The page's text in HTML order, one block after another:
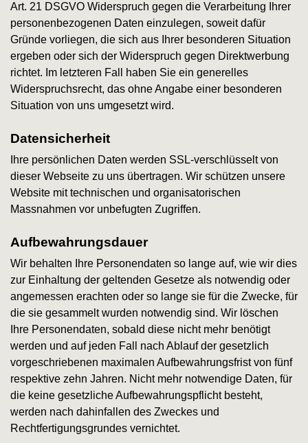
Art. 21 DSGVO Widerspruch gegen die Verarbeitung Ihrer
personenbezogenen Daten einzulegen, soweit dafür
Gründe vorliegen, die sich aus Ihrer besonderen Situation
ergeben oder sich der Widerspruch gegen Direktwerbung
richtet. Im letzteren Fall haben Sie ein generelles
Widerspruchsrecht, das ohne Angabe einer besonderen
Situation von uns umgesetzt wird.
Datensicherheit
Ihre persönlichen Daten werden SSL-verschlüsselt von
dieser Webseite zu uns übertragen. Wir schützen unsere
Website mit technischen und organisatorischen
Massnahmen vor unbefugten Zugriffen.
Aufbewahrungsdauer
Wir behalten Ihre Personendaten so lange auf, wie wir dies
zur Einhaltung der geltenden Gesetze als notwendig oder
angemessen erachten oder so lange sie für die Zwecke, für
die sie gesammelt wurden notwendig sind. Wir löschen
Ihre Personendaten, sobald diese nicht mehr benötigt
werden und auf jeden Fall nach Ablauf der gesetzlich
vorgeschriebenen maximalen Aufbewahrungsfrist von fünf
respektive zehn Jahren. Nicht mehr notwendige Daten, für
die keine gesetzliche Aufbewahrungspflicht besteht,
werden nach dahinfallen des Zweckes und
Rechtfertigungsgrundes vernichtet.